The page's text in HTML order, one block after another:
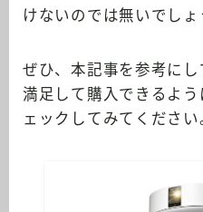
けないのでは無いでしょ
ぜひ、本記事を参考に
満足して購入できるよ
ェックしてみてください